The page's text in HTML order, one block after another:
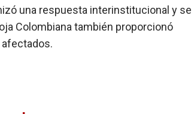
una respuesta interinstitucional y se
Colombiana también proporcionó